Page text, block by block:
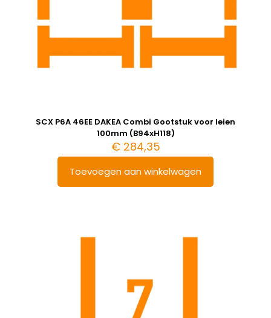
SCX P6A 46EE DAKEA Combi Gootstuk voor leien
100mm (B94xH118)
€284,35
Toevoegen aan winkelwagen